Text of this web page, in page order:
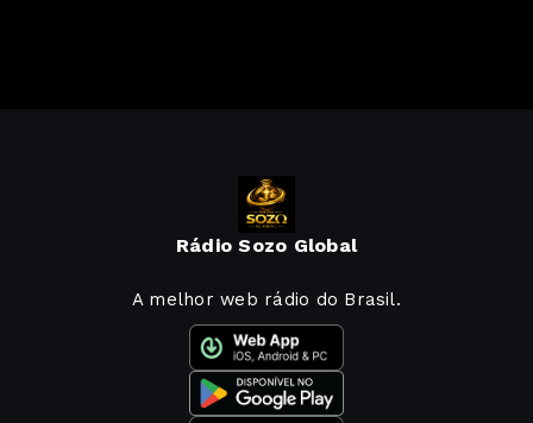
Rádio Sozo Global
A melhor web rádio do Brasil.